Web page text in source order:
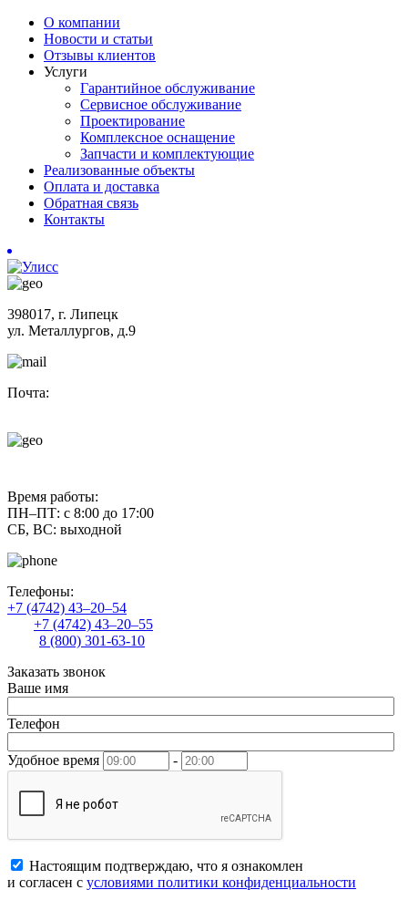
О компании
Новости и статьи
Отзывы клиентов
Услуги
Гарантийное обслуживание
Сервисное обслуживание
Проектирование
Комплексное оснащение
Запчасти и комплектующие
Реализованные объекты
Оплата и доставка
Обратная связь
Контакты
398017, г. Липецк
ул. Металлургов, д.9
Почта:
Время работы:
ПН–ПТ: с 8:00 до 17:00
СБ, ВС: выходной
Телефоны:
+7 (4742) 43–20–54
+7 (4742) 43–20–55
8 (800) 301-63-10
Заказать звонок
Ваше имя
Телефон
Удобное время -
Настоящим подтверждаю, что я ознакомлен
и согласен с условиями политики конфиденциальности